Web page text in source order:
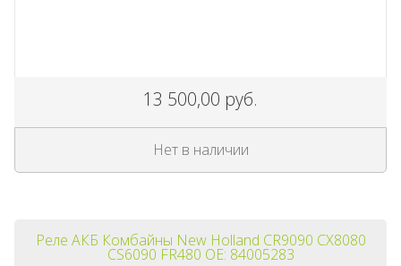
13 500,00 руб.
Нет в наличии
Реле АКБ Комбайны New Holland CR9090 CX8080
CS6090 FR480 OE: 84005283